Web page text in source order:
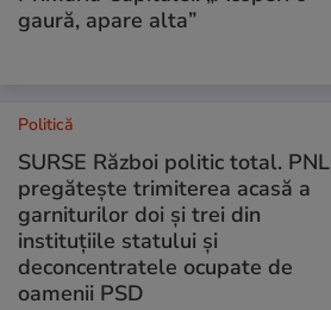
gaură, apare alta”
Politică
SURSE Război politic total. PNL
pregătește trimiterea acasă a
garniturilor doi și trei din
instituțiile statului și
deconcentratele ocupate de
oamenii PSD